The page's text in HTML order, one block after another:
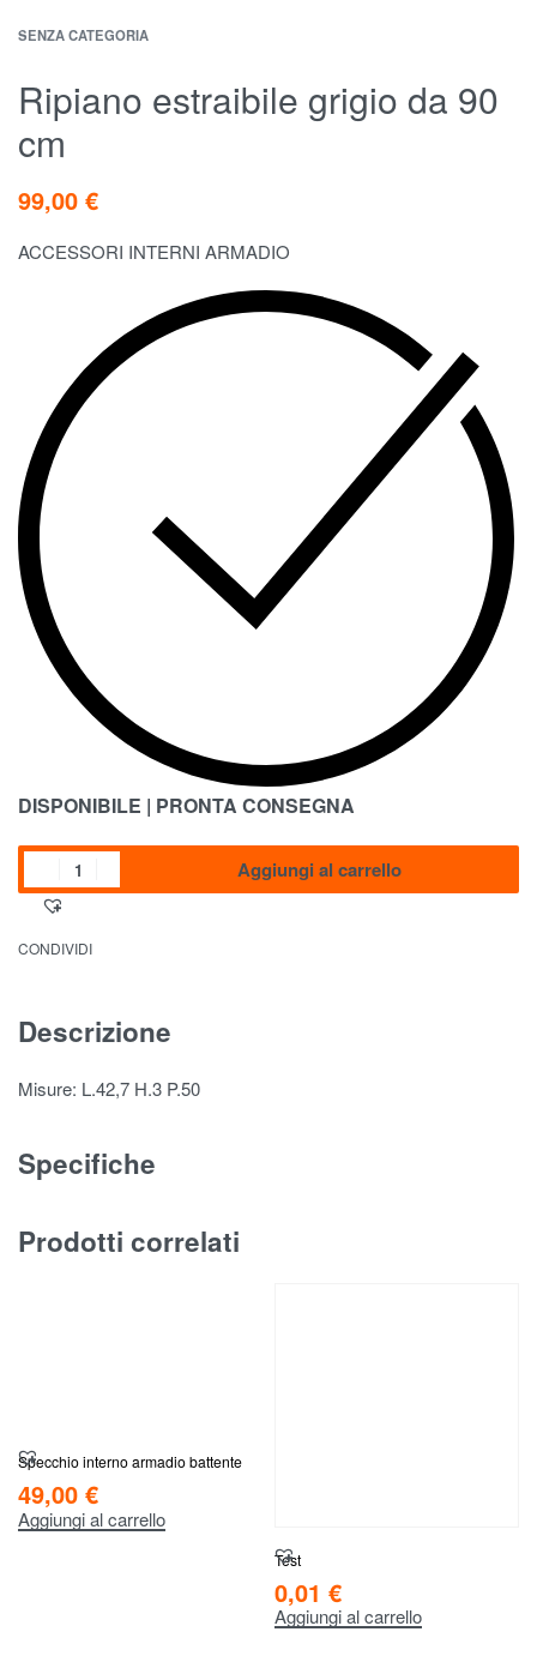
SENZA CATEGORIA
Ripiano estraibile grigio da 90
cm
99,00 €
ACCESSORI INTERNI ARMADIO
DISPONIBILE | PRONTA CONSEGNA
Aggiungi al carrello
CONDIVIDI
Descrizione
Misure: L.42,7 H.3 P.50
Specifiche
Prodotti correlati
Specchio interno armadio battente
49,00 €
Aggiungi al carrello
Test
0,01 €
Aggiungi al carrello